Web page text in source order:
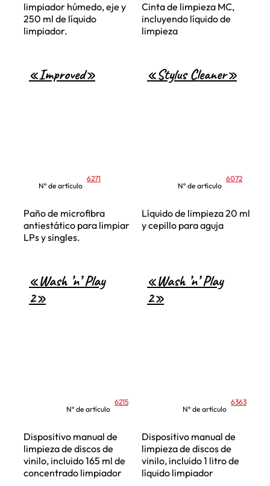
limpiador húmedo, eje y
250 ml de líquido
limpiador.
Cinta de limpieza MC,
incluyendo líquido de
limpieza
«Improved»
Nº de artículo
6271
Paño de microfibra
antiestático para limpiar
LPs y singles.
«Stylus Cleaner»
Nº de artículo
6072
Líquido de limpieza 20 ml
y cepillo para aguja
«Wash ’n’ Play
2»
Nº de artículo
6215
Dispositivo manual de
limpieza de discos de
vinilo, incluido 165 ml de
concentrado limpiador
«Wash ’n’ Play
2»
Nº de artículo
6363
Dispositivo manual de
limpieza de discos de
vinilo, incluido 1 litro de
líquido limpiador